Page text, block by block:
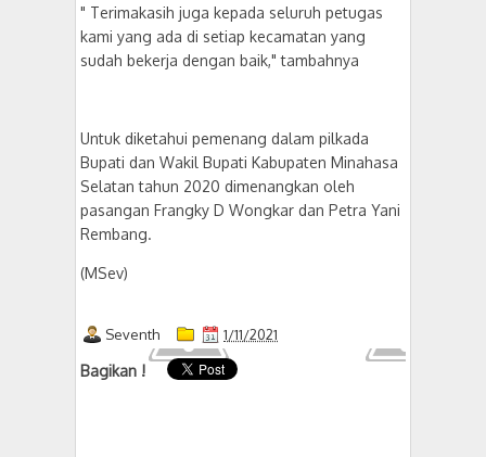
" Terimakasih juga kepada seluruh petugas
kami yang ada di setiap kecamatan yang
sudah bekerja dengan baik," tambahnya
Untuk diketahui pemenang dalam pilkada
Bupati dan Wakil Bupati Kabupaten Minahasa
Selatan tahun 2020 dimenangkan oleh
pasangan Frangky D Wongkar dan Petra Yani
Rembang.
(MSev)
Seventh 1/11/2021
Bagikan !